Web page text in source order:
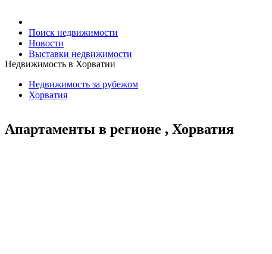
Поиск недвижимости
Новости
Выставки недвижимости
Недвижимость в Хорватии
Недвижимость за рубежом
Хорватия
Апартаменты в регионе , Хорватия